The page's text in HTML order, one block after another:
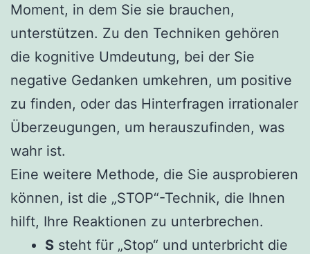
Moment, in dem Sie sie brauchen,
unterstützen. Zu den Techniken gehören
die kognitive Umdeutung, bei der Sie
negative Gedanken umkehren, um positive
zu finden, oder das Hinterfragen irrationaler
Überzeugungen, um herauszufinden, was
wahr ist.
Eine weitere Methode, die Sie ausprobieren
können, ist die „STOP“-Technik, die Ihnen
hilft, Ihre Reaktionen zu unterbrechen.
S steht für „Stop“ und unterbricht die